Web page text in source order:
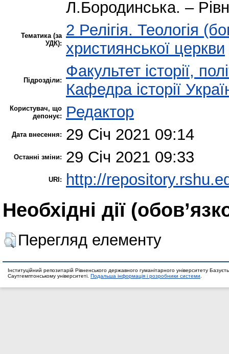
Л.Бородинська. –
Тематика (за
УДК):
2 Релігія. Теологія
християнської церкви
Підрозділи:
Факультет історії,
Кафедра історії
Користувач, що
депонує:
Редактор
Дата внесення: 29 Січ 2021 09:14
Останні зміни: 29 Січ 2021 09:33
URI: http://
Необхідні дії
Перегляд елементу
Інституційний репозитарій Рівненського державного гуманітарного університету
Саутгемптонському університеті. Подальша інформація і розробники системи